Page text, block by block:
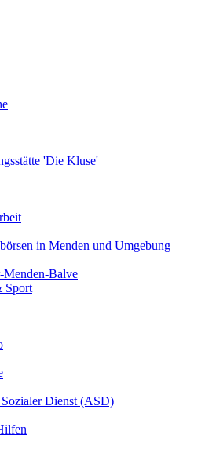
'Die Kluse'
in Menden und Umgebung
Balve
Sport
Dienst (ASD)